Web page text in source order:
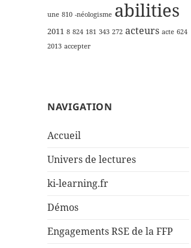
une 810 -néologisme abilities
2011 8 824 181 343 272 acteurs acte 624
2013 accepter
NAVIGATION
Accueil
Univers de lectures
ki-learning.fr
Démos
Engagements RSE de la FFP